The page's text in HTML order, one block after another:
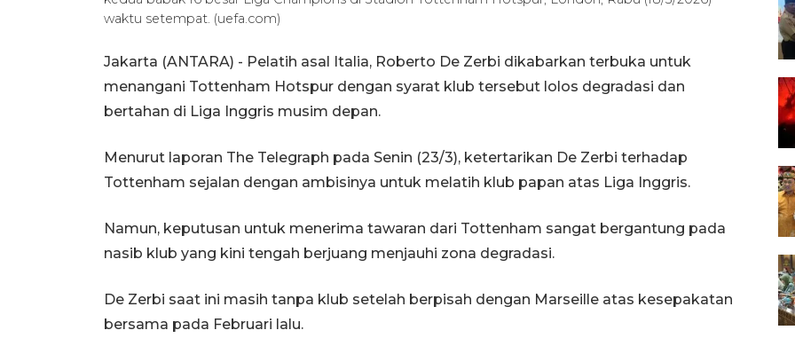
waktu setempat. (uefa.com)
Jakarta (ANTARA) - Pelatih asal Italia, Roberto De Zerbi dikabarkan terbuka untuk
menangani Tottenham Hotspur dengan syarat klub tersebut lolos degradasi dan
bertahan di Liga Inggris musim depan.
Menurut laporan The Telegraph pada Senin (23/3), ketertarikan De Zerbi terhadap
Tottenham sejalan dengan ambisinya untuk melatih klub papan atas Liga Inggris.
Namun, keputusan untuk menerima tawaran dari Tottenham sangat bergantung pada
nasib klub yang kini tengah berjuang menjauhi zona degradasi.
De Zerbi saat ini masih tanpa klub setelah berpisah dengan Marseille atas kesepakatan
bersama pada Februari lalu.